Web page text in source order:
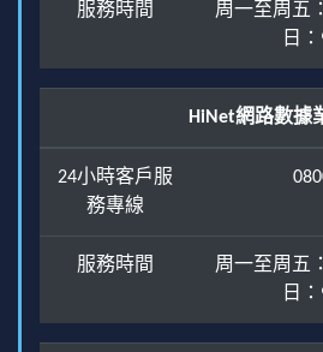
服務時間
周一至周五
日
HiNet網路數據
24小時客戶服
務專線
服務時間
周一至周五
日